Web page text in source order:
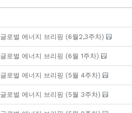
글로벌 에너지 브리핑 (6월2,3주차)
글로벌 에너지 브리핑 (6월 1주차)
글로벌 에너지 브리핑 (5월 4주차)
글로벌 에너지 브리핑 (5월 3주차)